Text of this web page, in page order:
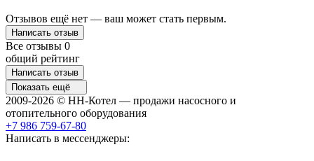
Отзывов ещё нет — ваш может стать первым.
Написать отзыв
Все отзывы 0
общий рейтинг
Написать отзыв
Показать ещё
2009-2026 © НН-Котел — продажи насосного и
отопительного оборудования
+7 986 759-67-80
Написать в мессенджеры: